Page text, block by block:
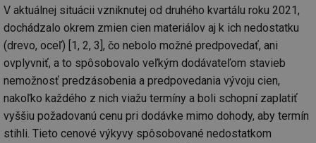
V aktuálnej situácii vzniknutej od druhého kvartálu roku 2021,
dochádzalo okrem zmien cien materiálov aj k ich nedostatku
(drevo, oceľ) [1, 2, 3], čo nebolo možné predpovedať, ani
ovplyvniť, a to spôsobovalo veľkým dodávateľom stavieb
nemožnosť predzásobenia a predpovedania vývoju cien,
nakoľko každého z nich viažu termíny a boli schopní zaplatiť
vyššiu požadovanú cenu pri dodávke mimo dohody, aby termín
stihli. Tieto cenové výkyvy spôsobované nedostatkom